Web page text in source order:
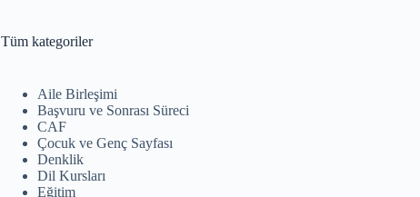
Tüm kategoriler
Aile Birleşimi
Başvuru ve Sonrası Süreci
CAF
Çocuk ve Genç Sayfası
Denklik
Dil Kursları
Eğitim